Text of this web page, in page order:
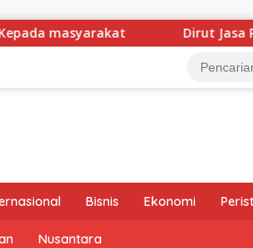
Dirut Jasa Raharja Dampingi
Bisnis Ekonomi
Nusantara